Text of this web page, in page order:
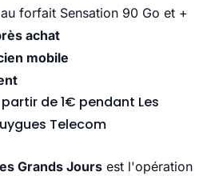
forfait Sensation 90 Go et +
achat
mobile
de 1€ pendant Les
Telecom
Grands Jours est l'opération